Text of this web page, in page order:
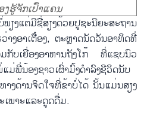
ງຮູ້ຈັກເປົ່າແຄນ
ງແຕ່ມີຊື່ສຽງດ້ວຍປູຊະນີຍະສະຖານ
າງອາເຕື໋ອງ, ຕະຫຼາດນັດວັນອາທິດທີ່
ກັບເຍື່ອງອາຫານຖັງໂກ໊ ທີ່ແຊບນົວ
ມ່ພີ່ນ້ອງຊາວເຜົ່າມົ້ງດຳລົງຊີວິດນັບ
ງດ້ານຈິດໃຈທີ່ຂ້າບໍ່ໄດ້ ນັ້ນແມ່ນສຽງ
ພາະແລະດູດດື່ມ.